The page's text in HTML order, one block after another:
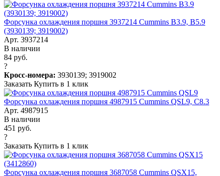
Форсунка охлаждения поршня 3937214 Cummins B3.9, B5.9
(3930139; 3919002)
Арт. 3937214
В наличии
84 руб.
?
Кросс-номера: 3930139; 3919002
Заказать Купить в 1 клик
Форсунка охлаждения поршня 4987915 Cummins QSL9, C8.3
Арт. 4987915
В наличии
451 руб.
?
Заказать Купить в 1 клик
Форсунка охлаждения поршня 3687058 Cummins QSX15,